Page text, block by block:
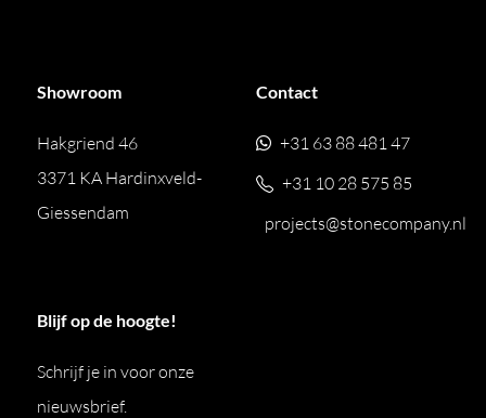
Showroom
Hakgriend 46
3371 KA Hardinxveld-
Giessendam
Contact
+31 63 88 481 47
+31 10 28 575 85
projects@stonecompany.nl
Blijf op de hoogte!
Schrijf je in voor onze
nieuwsbrief.